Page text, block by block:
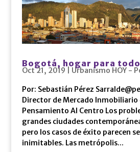
Bogotá, hogar para
Oct 21, 2019 Urbanismo HOY -
Por: Sebastián Pérez
Director de Mercado Inmobiliario
Pensamiento Al Centro Los
grandes ciudades
pero los casos de éxito parecen
inimitables. Las metrópolis...